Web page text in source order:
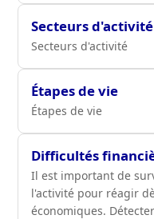
Secteurs d'activité
Secteurs d'activité
Étapes de vie
Étapes de vie
Difficultés
Il est important de
l'activité pour réagir
économiques.